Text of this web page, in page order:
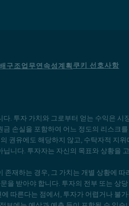
구조업무연속성계획 쿠키 선호사항
. 투자 가치와 그로부터 얻는 수익은
손실을 포함하여 어느 정도의 리스크
권유에도 해당하지 않고, 수탁자적 지
니다. 투자자는 자신의 목표와 상황을
재하는 경우, 그 가치는 개별 상황에
을 받아야 합니다. 투자의 전부 또는 상
따른다는 점에서, 투자가 어렵거나 불